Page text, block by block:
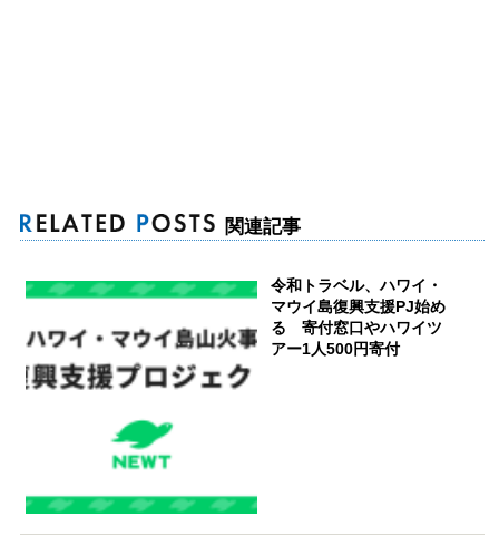
関連記事
令和トラベル、ハワイ・
マウイ島復興支援PJ始め
る 寄付窓口やハワイツ
アー1人500円寄付